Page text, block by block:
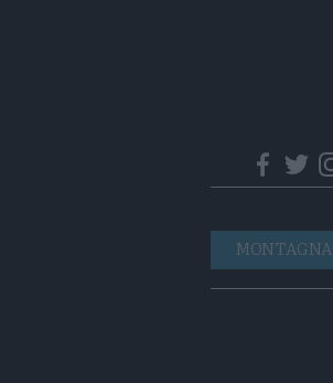
Navigazione
principale
MONTAGNA